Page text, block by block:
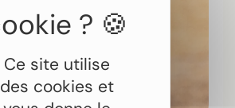
Ce site utilise
des cookies et